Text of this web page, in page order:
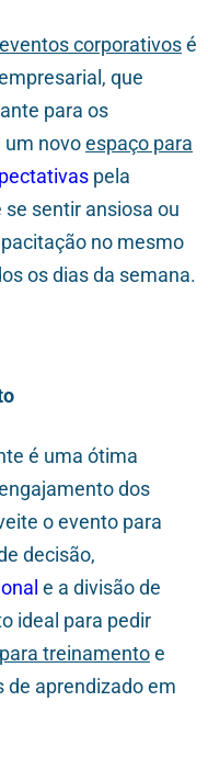
corporativosé
que
para os
um novoespaço para
pela
sentir ansiosa ou
no mesmo
os dias da semana.
é uma ótima
dos
o evento para
decisão,
e a divisão de
ideal para pedir
treinamentoe
de aprendizado em